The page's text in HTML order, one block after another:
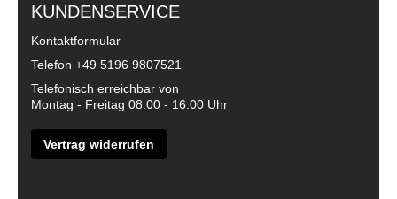
KUNDENSERVICE
Kontaktformular
Telefon +49 5196 9807521
Telefonisch erreichbar von
Montag - Freitag 08:00 - 16:00 Uhr
Vertrag widerrufen